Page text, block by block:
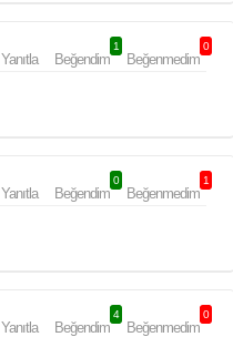
Yanıtla Beğendim
1
Beğenmedim
0
Yanıtla Beğendim
0
Beğenmedim
1
Yanıtla Beğendim
4
Beğenmedim
0